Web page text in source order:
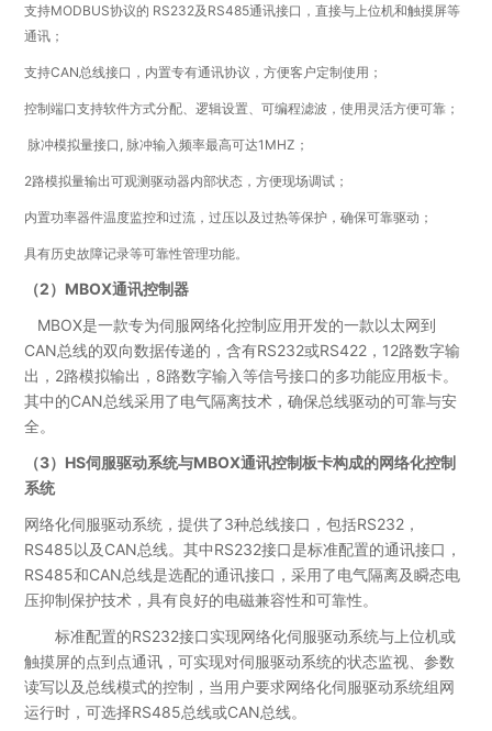
支持MODBUS协议的 RS232及RS485通讯接口，直接与上位机和触摸屏等
通讯；
支持CAN总线接口，内置专有通讯协议，方便客户定制使用；
控制端口支持软件方式分配、逻辑设置、可编程滤波，使用灵活方便可靠；
脉冲模拟量接口, 脉冲输入频率最高可达1MHZ；
2路模拟量输出可观测驱动器内部状态，方便现场调试；
内置功率器件温度监控和过流，过压以及过热等保护，确保可靠驱动；
具有历史故障记录等可靠性管理功能。
（2）MBOX通讯控制器
MBOX是一款专为伺服网络化控制应用开发的一款以太网到
CAN总线的双向数据传递的，含有RS232或RS422，12路数字输
出，2路模拟输出，8路数字输入等信号接口的多功能应用板卡。
其中的CAN总线采用了电气隔离技术，确保总线驱动的可靠与安
全。
（3）HS伺服驱动系统与MBOX通讯控制板卡构成的网络化控制
系统
网络化伺服驱动系统，提供了3种总线接口，包括RS232，
RS485以及CAN总线。其中RS232接口是标准配置的通讯接口，
RS485和CAN总线是选配的通讯接口，采用了电气隔离及瞬态电
压抑制保护技术，具有良好的电磁兼容性和可靠性。
标准配置的RS232接口实现网络化伺服驱动系统与上位机或
触摸屏的点到点通讯，可实现对伺服驱动系统的状态监视、参数
读写以及总线模式的控制，当用户要求网络化伺服驱动系统组网
运行时，可选择RS485总线或CAN总线。